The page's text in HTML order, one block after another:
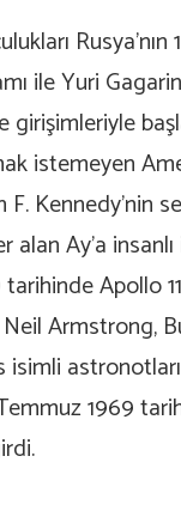
Rusya’nın
ile Yuri
girişimleriyle
istemeyen
F. Kennedy’nin
alan Ay’a
Apollo
Armstrong,
isimli
1969